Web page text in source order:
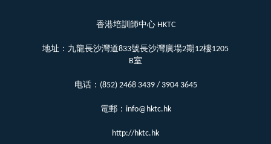
香港培訓師中心 HKTC
地址：九龍長沙灣道833號長沙灣廣場2期12樓1205
B室
电话：(852) 2468 3439 / 3904 3645
電郵：info@hktc.hk
http://hktc.hk